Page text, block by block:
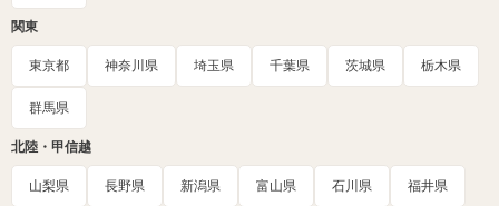
関東
東京都 神奈川県 埼玉県 千葉県 茨城県 栃木県
群馬県
北陸・甲信越
山梨県 長野県 新潟県 富山県 石川県 福井県